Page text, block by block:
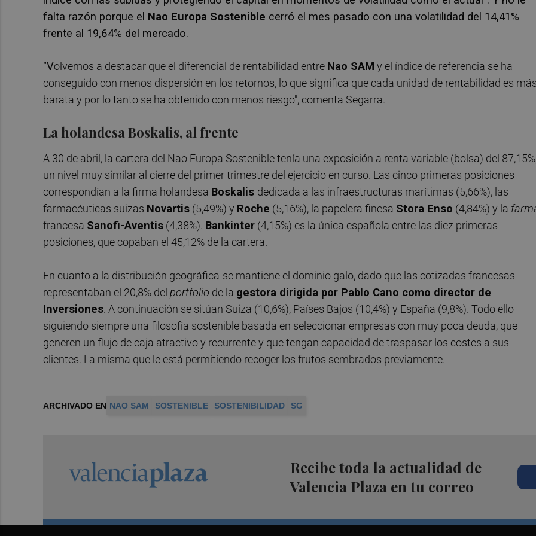
falta razón porque el Nao Europa Sostenible cerró el mes pasado con una volatilidad del 14,41%
frente al 19,64% del mercado.
"Volvemos a destacar que el diferencial de rentabilidad entre Nao SAM y el índice de referencia se ha
conseguido con menos dispersión en los retornos, lo que significa que cada unidad de rentabilidad es más
barata y por lo tanto se ha obtenido con menos riesgo", comenta Segarra.
La holandesa Boskalis, al frente
A 30 de abril, la cartera del Nao Europa Sostenible tenía una exposición a renta variable (bolsa) del
un nivel muy similar al cierre del primer trimestre del ejercicio en curso. Las cinco primeras posiciones
correspondían a la firma holandesa Boskalis dedicada a las infraestructuras marítimas (5,66%), las
farmacéuticas suizas Novartis (5,49%) y Roche (5,16%), la papelera finesa Stora Enso (4,84%) y la
francesa Sanofi-Aventis (4,38%). Bankinter (4,15%) es la única española entre las diez primeras
posiciones, que copaban el 45,12% de la cartera.
En cuanto a la distribución geográfica se mantiene el dominio galo, dado que las cotizadas francesas
representaban el 20,8% del portfolio de la gestora dirigida por Pablo Cano como director de
Inversiones. A continuación se sitúan Suiza (10,6%), Países Bajos (10,4%) y España (9,8%). Todo ello
siguiendo siempre una filosofía sostenible basada en seleccionar empresas con muy poca deuda, que
generen un flujo de caja atractivo y recurrente y que tengan capacidad de traspasar los costes a sus
clientes. La misma que le está permitiendo recoger los frutos sembrados previamente.
ARCHIVADO EN NAO SAM SOSTENIBLE SOSTENIBILIDAD SG
Recibe toda la actualidad de
Valencia Plaza en tu correo